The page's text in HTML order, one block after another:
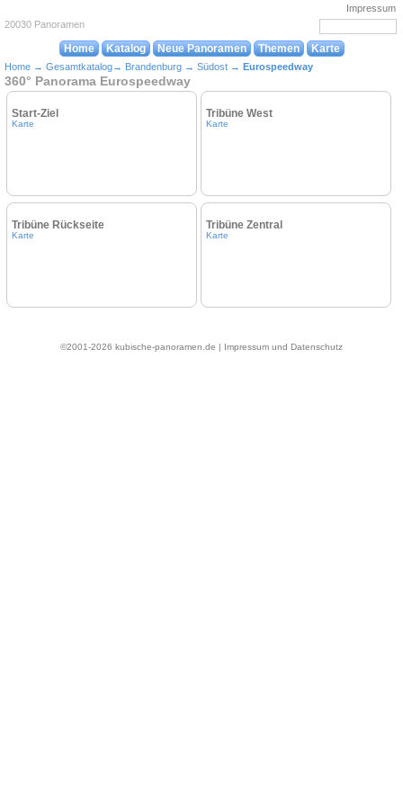
Impressum
20030 Panoramen
Home Katalog Neue Panoramen Themen Karte
Home → Gesamtkatalog→ Brandenburg → Südost → Eurospeedway
360° Panorama Eurospeedway
Start-Ziel
Karte
Tribüne West
Karte
Tribüne Rückseite
Karte
Tribüne Zentral
Karte
©2001-2026 kubische-panoramen.de | Impressum und Datenschutz